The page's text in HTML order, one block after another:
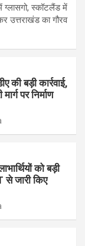
ग्लासगो, स्कॉटलैंड में
उत्तराखंड का गौरव
की बड़ी कार्रवाई,
पर निर्माण
को बड़ी
से जारी किए